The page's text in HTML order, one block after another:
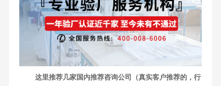
这里推荐几家国内推荐咨询公司（真实客户推荐的，行